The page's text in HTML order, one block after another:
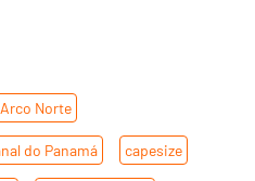
Arco Norte
do Panamá capesize